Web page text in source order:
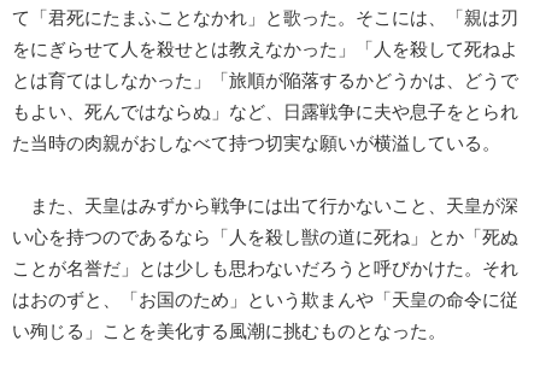
て「君死にたまふことなかれ」と歌った。そこには、「親は刃
をにぎらせて人を殺せとは教えなかった」「人を殺して死ねよ
とは育てはしなかった」「旅順が陥落するかどうかは、どうで
もよい、死んではならぬ」など、日露戦争に夫や息子をとられ
た当時の肉親がおしなべて持つ切実な願いが横溢している。
また、天皇はみずから戦争には出て行かないこと、天皇が深
い心を持つのであるなら「人を殺し獣の道に死ね」とか「死ぬ
ことが名誉だ」とは少しも思わないだろうと呼びかけた。それ
はおのずと、「お国のため」という欺まんや「天皇の命令に従
い殉じる」ことを美化する風潮に挑むものとなった。